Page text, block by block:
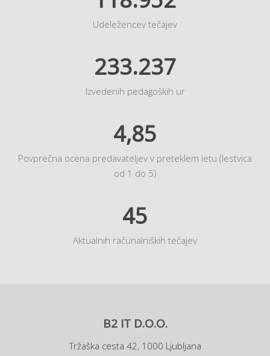
Udeležencev tečajev
233.237
Izvedenih pedagoških ur
4,85
Povprečna ocena predavateljev v preteklem letu (lestvica
od 1 do 5)
45
Aktualnih računalniških tečajev
B2 IT D.O.O.
Tržaška cesta 42, 1000 Ljubljana